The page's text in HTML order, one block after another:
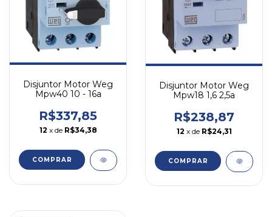
Disjuntor Motor Weg
Mpw40 10 - 16a
R$337,85
12 x de R$34,38
COMPRAR
Disjuntor Motor Weg
Mpw18 1,6 2,5a
R$238,87
12 x de R$24,31
COMPRAR